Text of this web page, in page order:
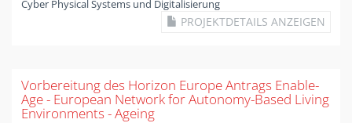
Cyber Physical Systems und Digitalisierung
PROJEKTDETAILS ANZEIGEN
Vorbereitung des Horizon Europe Antrags Enable-
Age - European Network for Autonomy-Based Living
Environments - Ageing